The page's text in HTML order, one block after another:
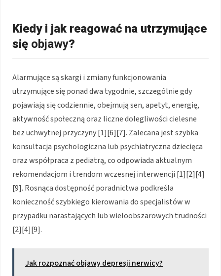
Kiedy i jak reagować na utrzymujące
się objawy?
Alarmujące są skargi i zmiany funkcjonowania
utrzymujące się ponad dwa tygodnie, szczególnie gdy
pojawiają się codziennie, obejmują sen, apetyt, energię,
aktywność społeczną oraz liczne dolegliwości cielesne
bez uchwytnej przyczyny [1][6][7]. Zalecana jest szybka
konsultacja psychologiczna lub psychiatryczna dziecięca
oraz współpraca z pediatrą, co odpowiada aktualnym
rekomendacjom i trendom wczesnej interwencji [1][2][4]
[9]. Rosnąca dostępność poradnictwa podkreśla
konieczność szybkiego kierowania do specjalistów w
przypadku narastających lub wieloobszarowych trudności
[2][4][9].
Jak rozpoznać objawy depresji nerwicy?